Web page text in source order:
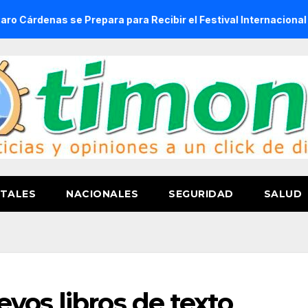
Prepara para Recibir el Festival Internacional de la
NACIONALES SEGURIDAD SALUD